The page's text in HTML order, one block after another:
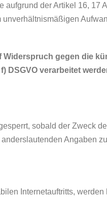
der Artikel 16, 17
gegen die
DSGVO verarbeitet
sobald der Zweck
Angaben
Internetauftritts,